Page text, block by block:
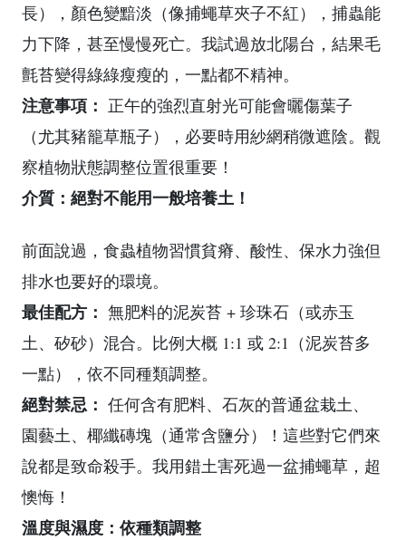
長），顏色變黯淡（像捕蠅草夾子不紅），捕蟲能
力下降，甚至慢慢死亡。我試過放北陽台，結果毛
氈苔變得綠綠瘦瘦的，一點都不精神。
注意事項： 正午的強烈直射光可能會曬傷葉子
（尤其豬籠草瓶子），必要時用紗網稍微遮陰。觀
察植物狀態調整位置很重要！
介質：絕對不能用一般培養土！
前面說過，食蟲植物習慣貧瘠、酸性、保水力強但
排水也要好的環境。
最佳配方： 無肥料的泥炭苔 + 珍珠石（或赤玉
土、矽砂）混合。比例大概 1:1 或 2:1（泥炭苔多
一點），依不同種類調整。
絕對禁忌： 任何含有肥料、石灰的普通盆栽土、
園藝土、椰纖磚塊（通常含鹽分）！這些對它們來
說都是致命殺手。我用錯土害死過一盆捕蠅草，超
懊悔！
溫度與濕度：依種類調整